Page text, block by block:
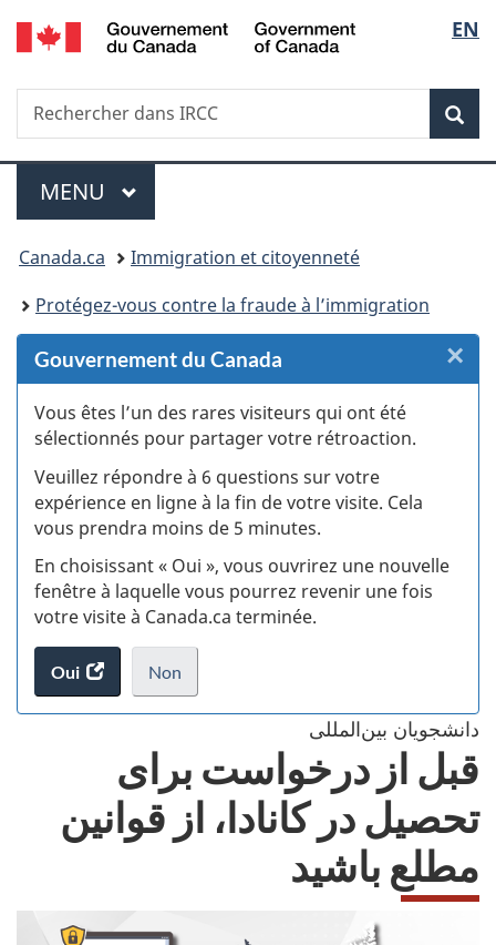
Passer
au
Passer
au
Passer
à
du
Passer
à
simplifiée
de
la
EN
Recherche
Rechercher
dans
Menu
MENU PRINCIPAL
Vous
êtes
ici :
Canada.ca
Immigration et citoyenneté
Protégez-vous contre la fraude à l’immigration
Gouvernement du Canada
Vous êtes l’un des rares visiteurs qui ont été
sélectionnés pour partager votre rétroaction.
Veuillez répondre à 6 questions sur votre
expérience en ligne à la fin de votre visite. Cela
vous prendra moins de 5 minutes.
En choisissant « Oui », vous ouvrirez une nouvelle
fenêtre à laquelle vous pourrez revenir une fois
votre visite à Canada.ca terminée.
Oui
accéder
au
Non
je
pas
participer
web,
.
×
دانشجویان بین‌المللی
قبل از درخواست برای
تحصیل در کانادا، از قوانین
مطلع باشید